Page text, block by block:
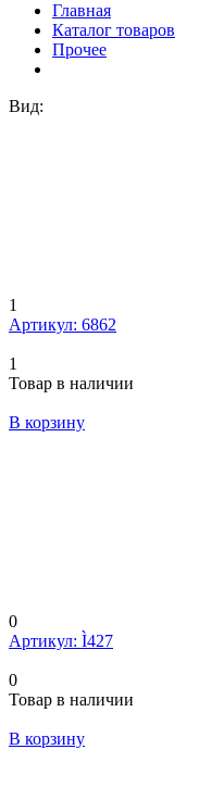
Главная
Каталог товаров
Прочее
Вид:
1
Артикул: 6862
1
Товар в наличии
В корзину
0
Артикул: Ì427
0
Товар в наличии
В корзину